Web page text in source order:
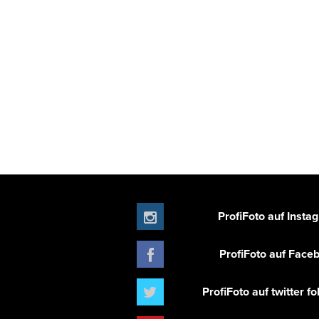
ProfiFoto auf
ProfiFoto auf
ProfiFoto auf twitter